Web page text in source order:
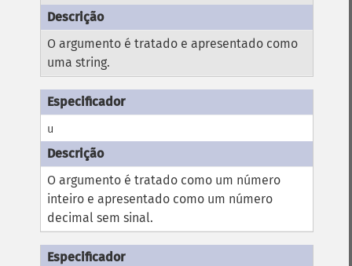
O argumento é tratado e apresentado como
uma string.
u
O argumento é tratado como um número
inteiro e apresentado como um número
decimal sem sinal.